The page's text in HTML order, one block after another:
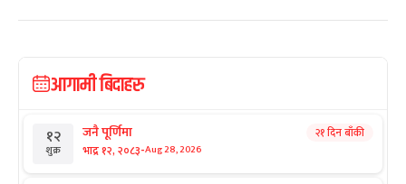
आगामी बिदाहरु
१२
शुक्र
जनै पूर्णिमा
भाद्र १२, २०८३-Aug 28, 2026
२१ दिन बाँकी